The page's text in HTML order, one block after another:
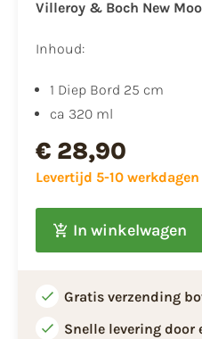
Villeroy & Boch New
Inhoud:
1 Diep Bord 25 cm
ca 320 ml
€ 28,90
Levertijd 5-10 werkdagen
In winkelwagen
Gratis verzending
Snelle levering door